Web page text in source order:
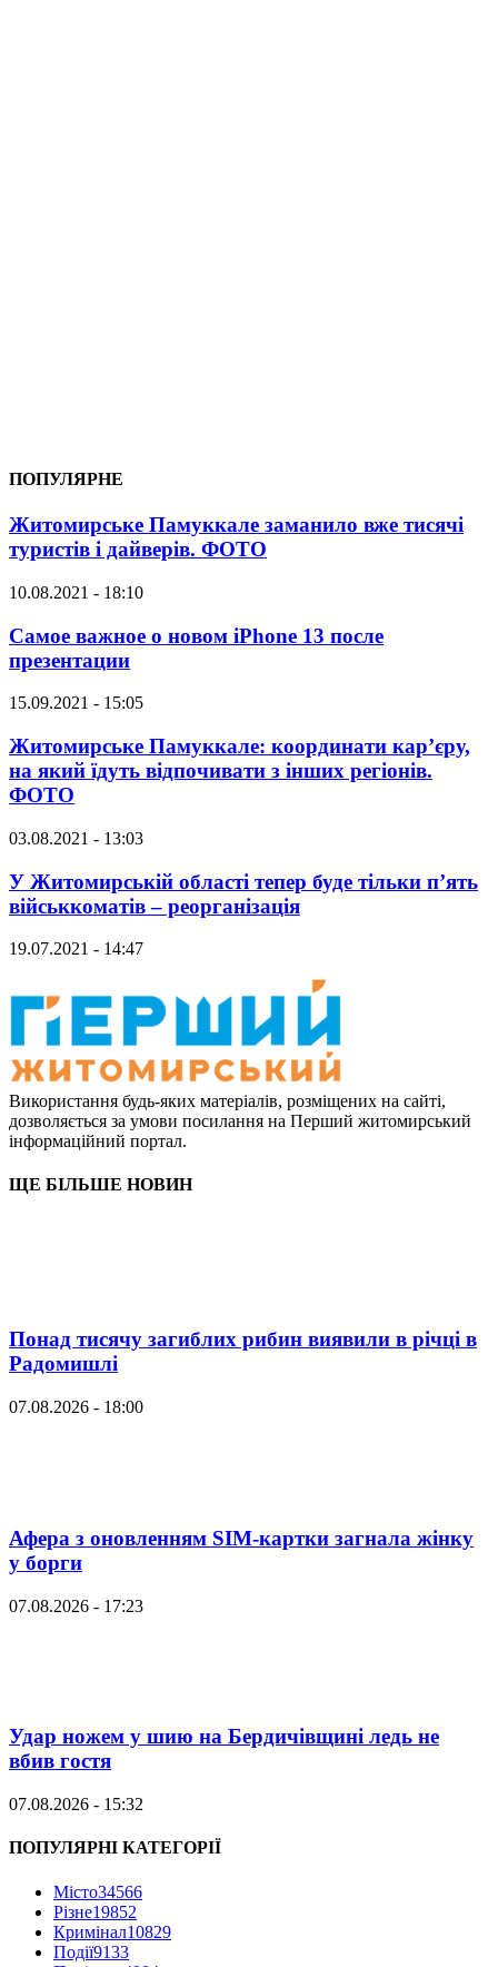
ПОПУЛЯРНЕ
Житомирське Памуккале заманило вже тисячі
туристів і дайверів. ФОТО
10.08.2021 - 18:10
Самое важное о новом iPhone 13 после
презентации
15.09.2021 - 15:05
Житомирське Памуккале: координати кар’єру,
на який їдуть відпочивати з інших регіонів.
ФОТО
03.08.2021 - 13:03
У Житомирській області тепер буде тільки п’ять
військкоматів – реорганізація
19.07.2021 - 14:47
Використання будь-яких матеріалів, розміщених на сайті,
дозволяється за умови посилання на Перший житомирський
інформаційний портал.
ЩЕ БІЛЬШЕ НОВИН
Понад тисячу загиблих рибин виявили в річці в
Радомишлі
07.08.2026 - 18:00
Афера з оновленням SIM-картки загнала жінку
у борги
07.08.2026 - 17:23
Удар ножем у шию на Бердичівщині ледь не
вбив гостя
07.08.2026 - 15:32
ПОПУЛЯРНІ КАТЕГОРІЇ
Місто34566
Різне19852
Кримінал10829
Події9133